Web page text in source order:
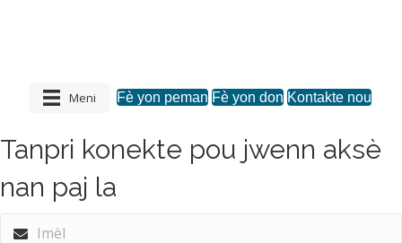
Fè yon peman Fè yon don Kontakte nou
Meni
Tanpri konekte pou jwenn aksè
nan paj la